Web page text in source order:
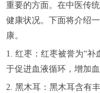
重要的方面。在中医传
健康状况。下面将介绍
康。
1. 红枣：红枣被誉为“补
于促进血液循环，增加血
2. 黑木耳：黑木耳含有